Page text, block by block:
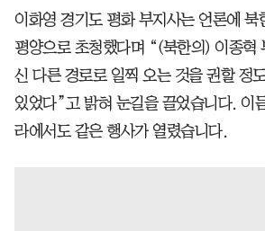
이화영 경기도 평화 부지사는 언론에 북
평양으로 초청했다며 “(북한의) 이종혁
신 다른 경로로 일찍 오는 것을 권할 정
있었다”고 밝혀 눈길을 끌었습니다. 이
라에서도 같은 행사가 열렸습니다.